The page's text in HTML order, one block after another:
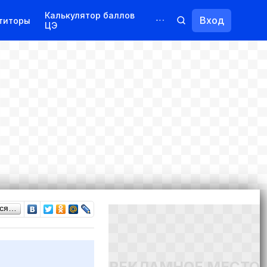
Калькулятор баллов
ЦЭ
Вход